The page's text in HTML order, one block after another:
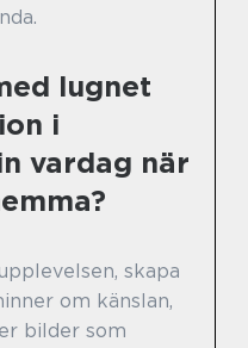
lugnet
i
vardag när
skapa
om känslan,
bilder som